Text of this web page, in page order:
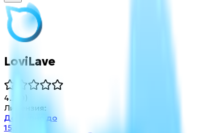
LoviLave
4.2
)
Лицензия:
Доступно до
15,000